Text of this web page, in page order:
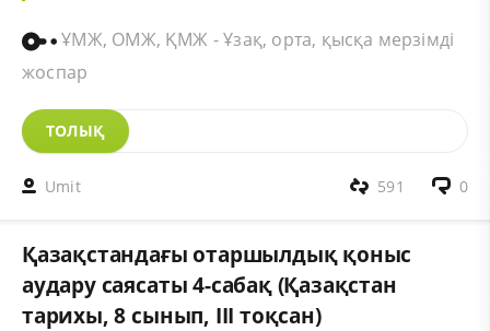
ҰМЖ, ОМЖ, ҚМЖ - Ұзақ, орта, қысқа мерзімді
жоспар
ТОЛЫҚ
Umit 0
591
Қазақстандағы отаршылдық қоныс
аудару саясаты 4-сабақ (Қазақстан
тарихы, 8 сынып, ІІІ тоқсан)